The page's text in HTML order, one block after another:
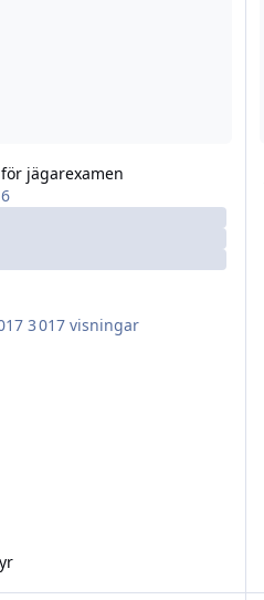
jägarexamen
3 017 visningar